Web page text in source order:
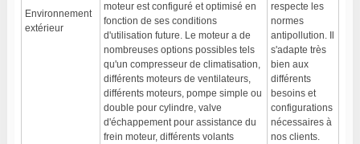
Environnement
extérieur
moteur est configuré et optimisé en
fonction de ses conditions
d'utilisation future. Le moteur a de
nombreuses options possibles tels
qu'un compresseur de climatisation,
différents moteurs de ventilateurs,
différents moteurs, pompe simple ou
double pour cylindre, valve
d'échappement pour assistance du
frein moteur, différents volants
respecte les
normes
antipollution. Il
s'adapte très
bien aux
différents
besoins et
configurations
nécessaires à
nos clients.